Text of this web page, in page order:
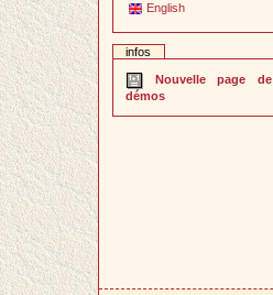
English
infos
Nouvelle page de
démos